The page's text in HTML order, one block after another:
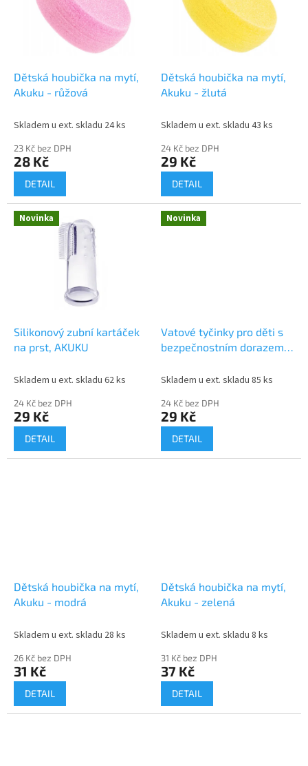
Dětská houbička na mytí,
Akuku - růžová
Skladem u ext. skladu 24 ks
23 Kč bez DPH
28 Kč
DETAIL
Dětská houbička na mytí,
Akuku - žlutá
Skladem u ext. skladu 43 ks
24 Kč bez DPH
29 Kč
DETAIL
Novinka
Silikonový zubní kartáček
na prst, AKUKU
Skladem u ext. skladu 62 ks
24 Kč bez DPH
29 Kč
DETAIL
Novinka
Vatové tyčinky pro děti s
bezpečnostním dorazem
Skladem u ext. skladu 85 ks
24 Kč bez DPH
29 Kč
DETAIL
Dětská houbička na mytí,
Akuku - modrá
Skladem u ext. skladu 28 ks
26 Kč bez DPH
31 Kč
DETAIL
Dětská houbička na mytí,
Akuku - zelená
Skladem u ext. skladu 8 ks
31 Kč bez DPH
37 Kč
DETAIL